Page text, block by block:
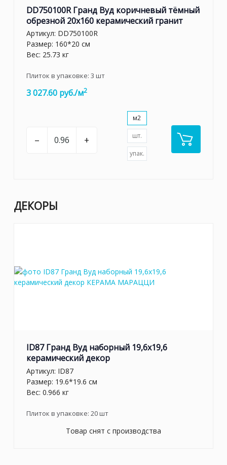
DD750100R Гранд Вуд коричневый тёмный
обрезной 20x160 керамический гранит
Артикул: DD750100R
Размер: 160*20 см
Вес: 25.73 кг
Плиток в упаковке: 3 шт
3 027.60 руб./м2
– +
м2
шт.
упак.
ДЕКОРЫ
ID87 Гранд Вуд наборный 19,6x19,6
керамический декор
Артикул: ID87
Размер: 19.6*19.6 см
Вес: 0.966 кг
Плиток в упаковке: 20шт
Товар снят с производства